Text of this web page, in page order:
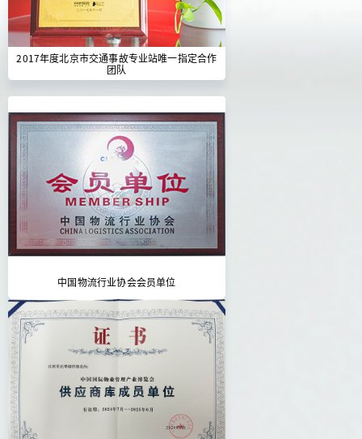
2017年度北京市交通事故专业站唯一指定合作
团队
中国物流行业协会会员单位